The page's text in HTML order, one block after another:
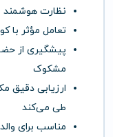
نظارت هوشمند
تعامل مؤثر با
پیشگیری از
مشکوک
ارزیابی دقیق
طی می‌کند
مناسب برای